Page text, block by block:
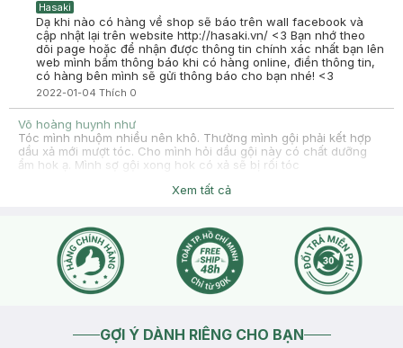
Hasaki
Dạ khi nào có hàng về shop sẽ báo trên wall facebook và
cập nhật lại trên website http://hasaki.vn/ <3 Bạn nhớ theo
dõi page hoặc để nhận được thông tin chính xác nhất bạn lên
web mình bấm thông báo khi có hàng online, điền thông tin,
có hàng bên mình sẽ gửi thông báo cho bạn nhé! <3
2022-01-04 Thích 0
Võ hoàng huynh như
Tóc mình nhuộm nhiều nên khô. Thường mình gội phải kết hợp
dầu xả mới mượt tóc. Cho mình hỏi dầu gội này có chất dưỡng
ẩm hok ạ. Mình sợ gội xong hok có xả sẽ bị rối tóc
2021-06-19Thích
Xem tất cả
GỢI Ý DÀNH RIÊNG CHO BẠN